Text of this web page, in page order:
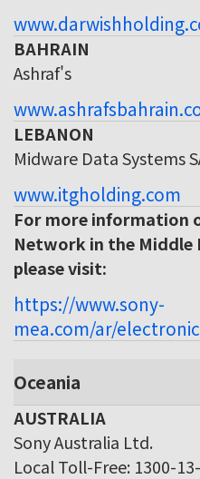
BAHRAIN
Ashraf's
LEBANON
Midware Data Systems
www.itgholding.com
For more information
Network in the Middle
please visit:
https://www.sony-
mea.com/ar/
Oceania
AUSTRALIA
Sony Australia Ltd.
Local Toll-Free: 1300-